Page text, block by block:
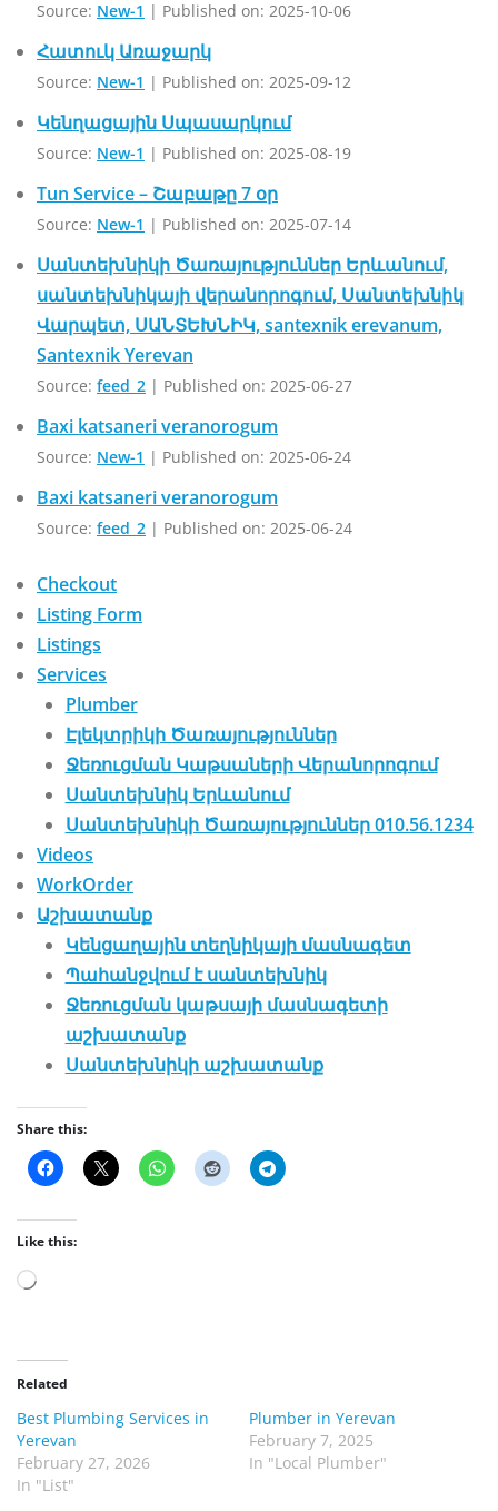
Source: New-1 Published on: 2025-10-06
Հատուկ Առաջարկ
Source: New-1 Published on: 2025-09-12
Կենղացային Սպասարկում
Source: New-1 Published on: 2025-08-19
Tun Service – Շաբաթը 7 օր
Source: New-1 Published on: 2025-07-14
Սանտեխնիկի Ծառայություններ Երևանում,
սանտեխնիկայի վերանորոգում, Սանտեխնիկ
Վարպետ, ՍԱՆՏԵԽՆԻԿ, santexnik erevanum,
Santexnik Yerevan
Source: feed_2 Published on: 2025-06-27
Baxi katsaneri veranorogum
Source: New-1 Published on: 2025-06-24
Baxi katsaneri veranorogum
Source: feed_2 Published on: 2025-06-24
Checkout
Listing Form
Listings
Services
Plumber
Էլեկտրիկի Ծառայություններ
Ջեռուցման Կաթսաների Վերանորոգում
Սանտեխնիկ Երևանում
Սանտեխնիկի Ծառայություններ 010.56.1234
Videos
WorkOrder
Աշխատանք
Կենցաղային տեղնիկայի մասնագետ
Պահանջվում է սանտեխնիկ
Ջեռուցման կաթսայի մասնագետի
աշխատանք
Սանտեխնիկի աշխատանք
Share this:
Like this:
L
d
i
n
g
…
Related
Best Plumbing Services in
Yerevan
February 27, 2026
In "List"
Plumber in Yerevan
February 7, 2025
In "Local Plumber"